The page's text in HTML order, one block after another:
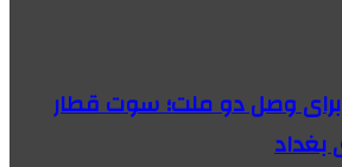
برای وصل دو ملت؛ سوت قطار
بغداد